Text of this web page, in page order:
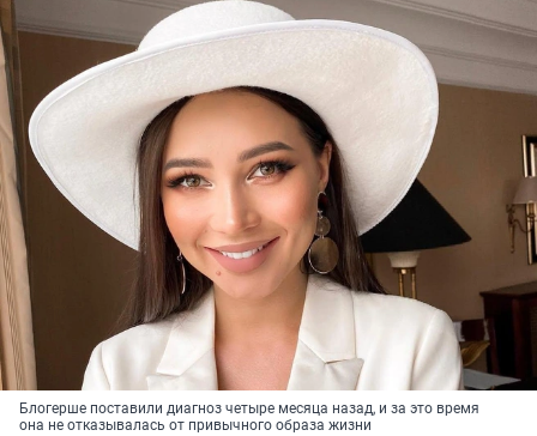
Блогерше поставили диагноз четыре месяца назад, и за это время
она не отказывалась от привычного образа жизни